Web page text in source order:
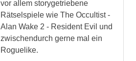
vor allem storygetriebene
Rätselspiele wie The Occultist -
Alan Wake 2 - Resident Evil und
zwischendurch gerne mal ein
Roguelike.